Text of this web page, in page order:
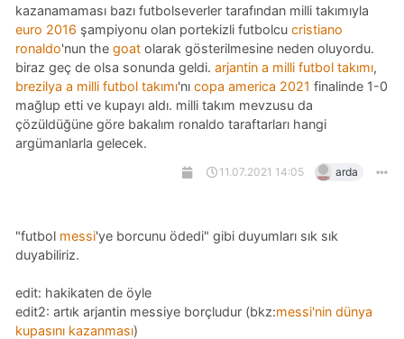
kazanamaması bazı futbolseverler tarafından milli takımıyla
euro 2016 şampiyonu olan portekizli futbolcu cristiano
ronaldo'nun the goat olarak gösterilmesine neden oluyordu.
biraz geç de olsa sonunda geldi. arjantin a milli futbol takımı,
brezilya a milli futbol takımı'nı copa america 2021 finalinde 1-0
mağlup etti ve kupayı aldı. milli takım mevzusu da
çözüldüğüne göre bakalım ronaldo taraftarları hangi
argümanlarla gelecek.
11.07.2021 14:05 arda
"futbol messi'ye borcunu ödedi" gibi duyumları sık sık
duyabiliriz.
edit: hakikaten de öyle
edit2: artık arjantin messiye borçludur (bkz:messi'nin dünya
kupasını kazanması)